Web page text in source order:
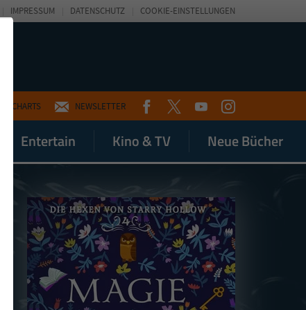
CHARTS NEWSLETTER FACEBOOKTWITTERYOUTUBEINSTAGRAM
Entertain Kino & TV Neue Bücher
IMPRESSUM DATENSCHUTZ COOKIE-EINSTELLUNGEN